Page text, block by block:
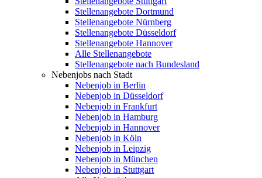
Stellenangebote Dortmund
Stellenangebote Nürnberg
Stellenangebote Düsseldorf
Stellenangebote Hannover
Alle Stellenangebote
Stellenangebote nach Bundesland
Nebenjobs nach Stadt
Nebenjob in Berlin
Nebenjob in Düsseldorf
Nebenjob in Frankfurt
Nebenjob in Hamburg
Nebenjob in Hannover
Nebenjob in Köln
Nebenjob in Leipzig
Nebenjob in München
Nebenjob in Stuttgart